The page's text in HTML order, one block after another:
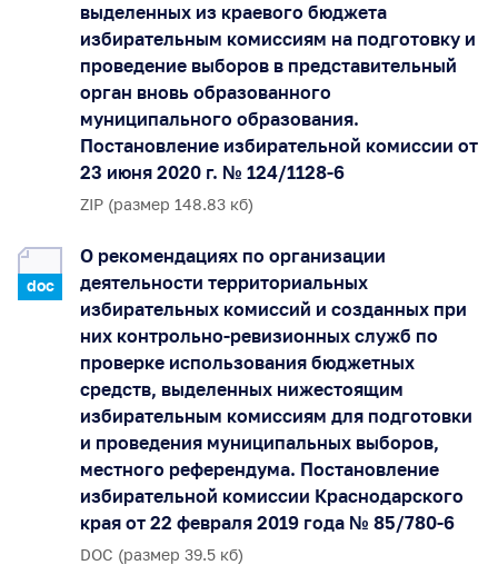
выделенных из краевого бюджета
избирательным комиссиям на подготовку и
проведение выборов в представительный
орган вновь образованного
муниципального образования.
Постановление избирательной комиссии от
23 июня 2020 г. № 124/1128-6
ZIP (размер 148.83 кб)
doc
О рекомендациях по организации
деятельности территориальных
избирательных комиссий и созданных при
них контрольно-ревизионных служб по
проверке использования бюджетных
средств, выделенных нижестоящим
избирательным комиссиям для подготовки
и проведения муниципальных выборов,
местного референдума. Постановление
избирательной комиссии Краснодарского
края от 22 февраля 2019 года № 85/780-6
DOC (размер 39.5 кб)